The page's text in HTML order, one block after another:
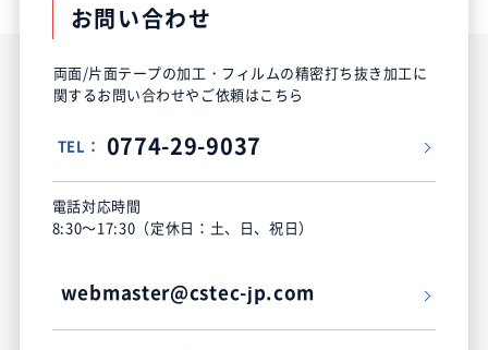
お問い合わせ
両面/片面テープの加工・フィルムの精密打ち抜き加工に
関するお問い合わせやご依頼はこちら
TEL： 0774-29-9037
電話対応時間
8:30～17:30（定休日：土、日、祝日）
webmaster@cstec-jp.com